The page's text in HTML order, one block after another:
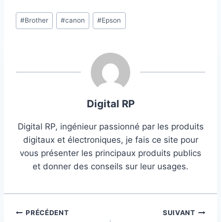
Étiquettes
de
#Brother #canon #Epson
Digital RP
Digital RP, ingénieur passionné par les produits
digitaux et électroniques, je fais ce site pour
vous présenter les principaux produits publics
et donner des conseils sur leur usages.
Navigation
PRÉCÉDENT SUIVANT